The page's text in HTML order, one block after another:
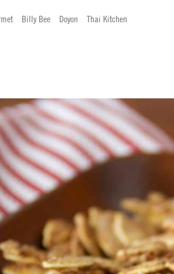
Billy Bee Doyon Thai Kitchen